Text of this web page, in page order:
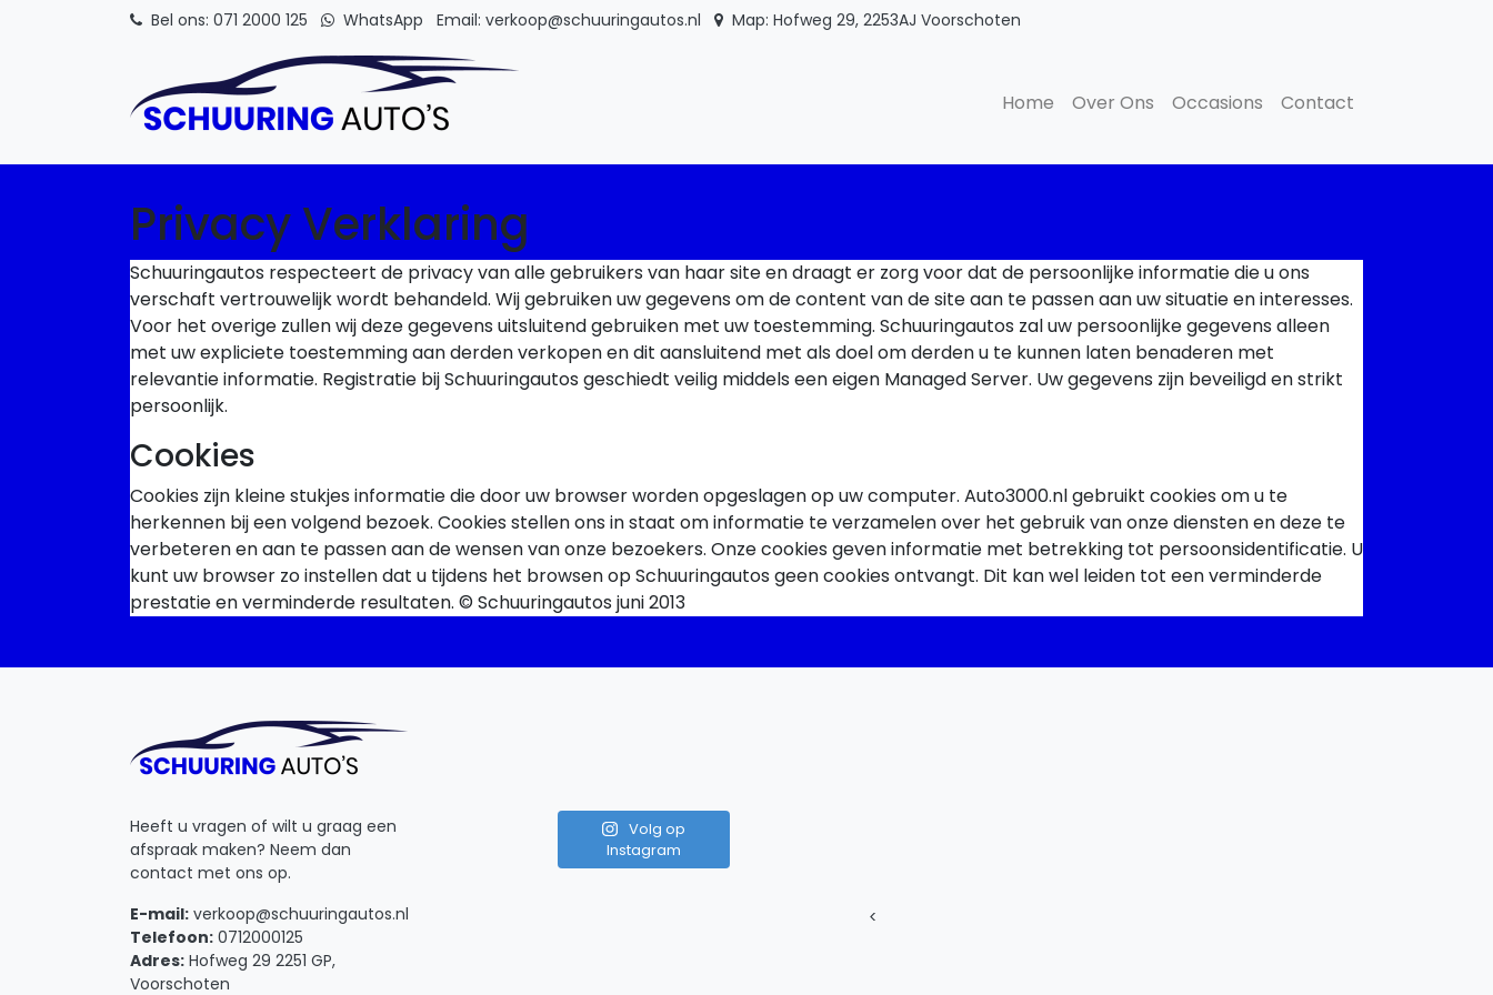
Bel ons: 071 2000 125 WhatsApp Email: verkoop@schuuringautos.nl Map: Hofweg 29, 2253AJ Voorschoten
Home
Over Ons Occasions Contact
Privacy Verklaring
Schuuringautos respecteert de privacy van alle gebruikers van haar site en draagt er zorg voor dat de persoonlijke informatie die u ons
verschaft vertrouwelijk wordt behandeld. Wij gebruiken uw gegevens om de content van de site aan te passen aan uw situatie en interesses.
Voor het overige zullen wij deze gegevens uitsluitend gebruiken met uw toestemming. Schuuringautos zal uw persoonlijke gegevens alleen
met uw expliciete toestemming aan derden verkopen en dit aansluitend met als doel om derden u te kunnen laten benaderen met
relevantie informatie. Registratie bij Schuuringautos geschiedt veilig middels een eigen Managed Server. Uw gegevens zijn beveiligd en strikt
persoonlijk.
Cookies
Cookies zijn kleine stukjes informatie die door uw browser worden opgeslagen op uw computer. Auto3000.nl gebruikt cookies om u te
herkennen bij een volgend bezoek. Cookies stellen ons in staat om informatie te verzamelen over het gebruik van onze diensten en deze te
verbeteren en aan te passen aan de wensen van onze bezoekers. Onze cookies geven informatie met betrekking tot persoonsidentificatie. U
kunt uw browser zo instellen dat u tijdens het browsen op Schuuringautos geen cookies ontvangt. Dit kan wel leiden tot een verminderde
prestatie en verminderde resultaten. © Schuuringautos juni 2013
Heeft u vragen of wilt u graag een
afspraak maken? Neem dan
contact met ons op.
E-mail: verkoop@schuuringautos.nl
Telefoon: 0712000125
Adres: Hofweg 29 2251 GP,
Voorschoten
Volg op
Instagram
<